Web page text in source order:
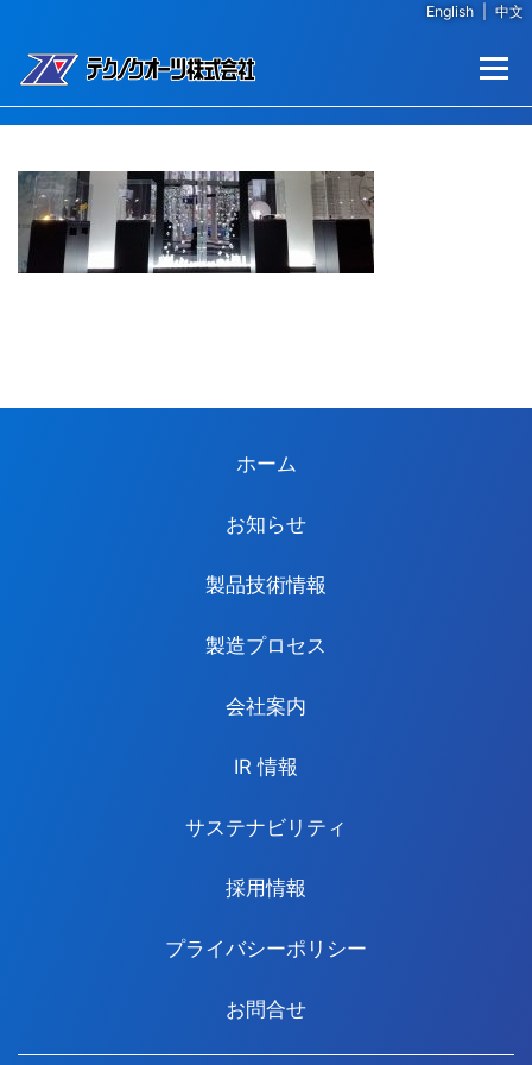
English
中文
メニュー
ホーム
お知らせ
製品技術情報
製造プロセス
会社案内
IR 情報
サステナビリティ
採用情報
プライバシーポリシー
お問合せ